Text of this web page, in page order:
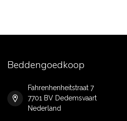
Beddengoedkoop
Fahrenhenheitstraat 7
7701 BV Dedemsvaart
Nederland